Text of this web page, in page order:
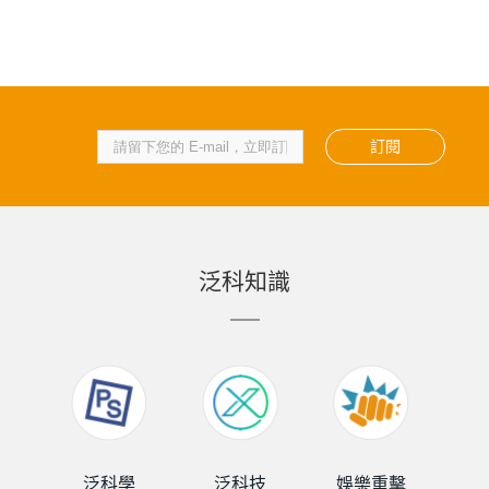
訂閱
泛科知識
泛科學 泛科技 娛樂重擊